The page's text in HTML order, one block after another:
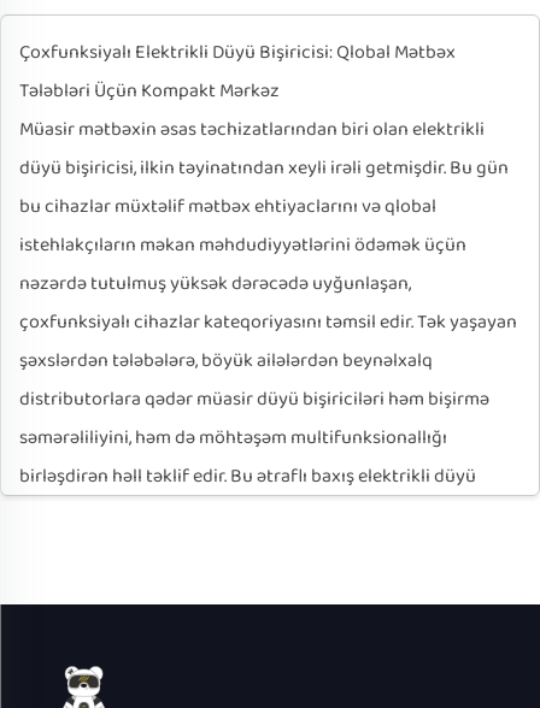
Çoxfunksiyalı Elektrikli Düyü Bişiricisi: Qlobal Mətbəx
Tələbləri Üçün Kompakt Mərkəz
Müasir mətbəxin əsas təchizatlarından biri olan elektrikli
düyü bişiricisi, ilkin təyinatından xeyli irəli getmişdir. Bu gün
bu cihazlar müxtəlif mətbəx ehtiyaclarını və qlobal
istehlakçıların məkan məhdudiyyətlərini ödəmək üçün
nəzərdə tutulmuş yüksək dərəcədə uyğunlaşan,
çoxfunksiyalı cihazlar kateqoriyasını təmsil edir. Tək yaşayan
şəxslərdən tələbələrə, böyük ailələrdən beynəlxalq
distributorlara qədər müasir düyü bişiriciləri həm bişirmə
səmərəliliyini, həm də möhtəşəm multifunksionallığı
birləşdirən həll təklif edir. Bu ətraflı baxış elektrikli düyü
gətirir.